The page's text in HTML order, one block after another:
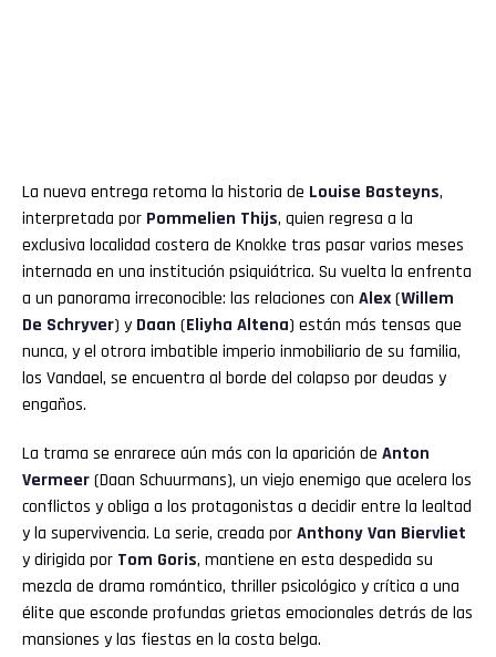
La nueva entrega retoma la historia de Louise Basteyns,
interpretada por Pommelien Thijs, quien regresa a la
exclusiva localidad costera de Knokke tras pasar varios meses
internada en una institución psiquiátrica. Su vuelta la enfrenta
a un panorama irreconocible: las relaciones con Alex(Willem
De Schryver) y Daan (Eliyha Altena) están más tensas que
nunca, y el otrora imbatible imperio inmobiliario de su familia,
los Vandael, se encuentra al borde del colapso por deudas y
engaños.
La trama se enrarece aún más con la aparición de Anton
Vermeer(Daan Schuurmans), un viejo enemigo que acelera los
conflictos y obliga a los protagonistas a decidir entre la lealtad
y la supervivencia. La serie, creada porAnthony Van Biervliet
y dirigida por Tom Goris, mantiene en esta despedida su
mezcla de drama romántico, thriller psicológico y crítica a una
élite que esconde profundas grietas emocionales detrás de las
mansiones y las fiestas en la costa belga.